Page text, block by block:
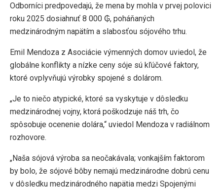
Odborníci predpovedajú, že mena by mohla v prvej polovici
roku 2025 dosiahnuť 8 000 ₲, poháňaných
medzinárodným napätím a slabosťou sójového trhu.
Emil Mendoza z Asociácie výmenných domov uviedol, že
globálne konflikty a nízke ceny sóje sú kľúčové faktory,
ktoré ovplyvňujú výrobky spojené s dolárom.
„Je to niečo atypické, ktoré sa vyskytuje v dôsledku
medzinárodnej vojny, ktorá poškodzuje náš trh, čo
spôsobuje ocenenie dolára,“ uviedol Mendoza v radiálnom
rozhovore.
„Naša sójová výroba sa neočakávala; vonkajším faktorom
by bolo, že sójové bôby nemajú medzinárodne dobrú cenu
v dôsledku medzinárodného napätia medzi Spojenými